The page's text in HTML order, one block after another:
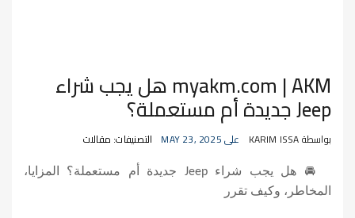
myakm.com | AKM هل يجب شراء
Jeep جديدة أم مستعملة؟
بواسطة KARIM ISSA على MAY 23, 2025 التصنيفات: مقالات
🚘 هل يجب شراء Jeep جديدة أم مستعملة؟ المزايا،
المخاطر، وكيف تقرر